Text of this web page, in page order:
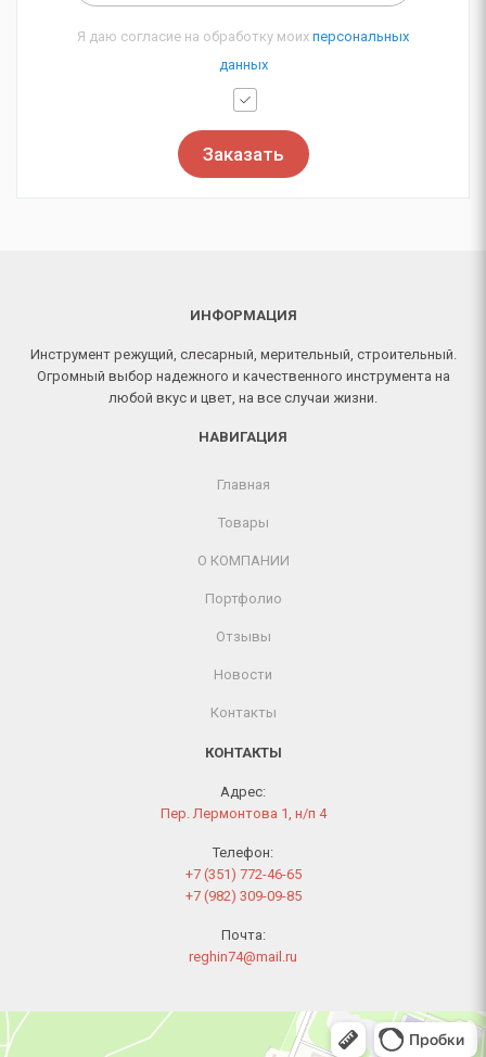
Я даю согласие на обработку моих персональных
данных
Заказать
ИНФОРМАЦИЯ
Инструмент режущий, слесарный, мерительный, строительный.
Огромный выбор надежного и качественного инструмента на
любой вкус и цвет, на все случаи жизни.
НАВИГАЦИЯ
Главная
Товары
О КОМПАНИИ
Портфолио
Отзывы
Новости
Контакты
КОНТАКТЫ
Адрес:
Пер. Лермонтова 1, н/п 4
Телефон:
+7 (351) 772-46-65
+7 (982) 309-09-85
Почта:
reghin74@mail.ru
Челябинск
Переулок Лермонтова, 1 — Яндекс Карты